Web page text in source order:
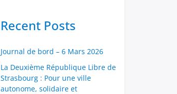
Recent Posts
Journal de bord – 6 Mars 2026
La Deuxième République Libre de
Strasbourg : Pour une ville
autonome, solidaire et